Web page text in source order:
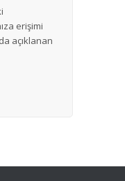
erişimi
açıklanan